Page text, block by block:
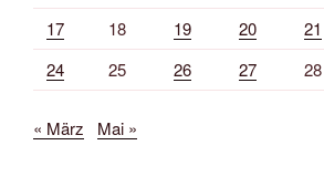
17
18 19 20 21
24
25 26 27 28
« März Mai »